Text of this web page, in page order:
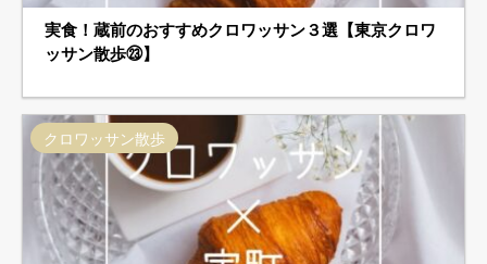
実食！蔵前のおすすめクロワッサン３選【東京クロワ
ッサン散歩㉓】
クロワッサン散歩